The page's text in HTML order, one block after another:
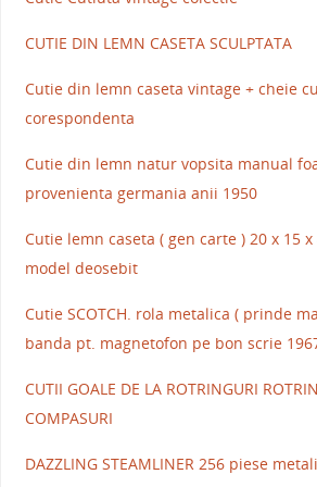
CUTIE DIN LEMN CASETA SCULPTATA
Cutie din lemn caseta vintage + cheie
corespondenta
Cutie din lemn natur vopsita manual
provenienta germania anii 1950
Cutie lemn caseta ( gen carte ) 20 x 15
model deosebit
Cutie SCOTCH. rola metalica ( prinde
banda pt. magnetofon pe bon scrie
CUTII GOALE DE LA ROTRINGURI
COMPASURI
DAZZLING STEAMLINER 256 piese